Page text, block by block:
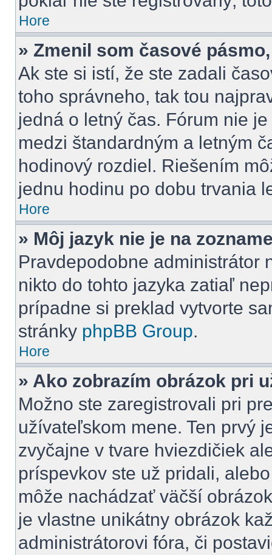
Hore
» Zmenil som časové
Ak ste si istí, že ste zadali
toho správneho, tak tou
jedná o letný čas. Fórum nie
medzi štandardným a letným
hodinový rozdiel. Riešením
jednu hodinu po dobu trvania
Hore
» Môj jazyk nie je na
Pravdepodobne administrátor
nikto do tohto jazyka zatiaľ
prípadne si preklad vytvorte
stránky phpBB Group.
Hore
» Ako zobrazím obrázok pri
Možno ste zaregistrovali pri
užívateľskom mene. Ten prvý
zvyčajne v tvare hviezdičiek
príspevkov ste už pridali,
môže nachádzať väčší
je vlastne unikátny obrázok
administrátorovi fóra, či